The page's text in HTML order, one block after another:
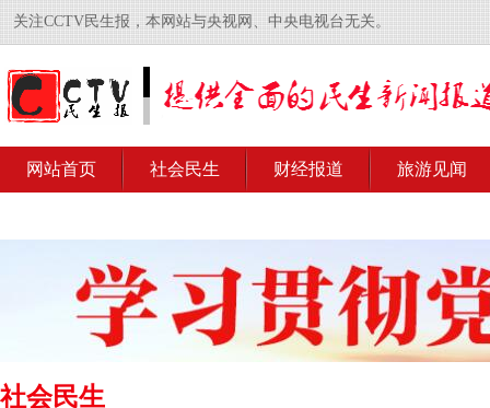
关注CCTV民生报，本网站与央视网、中央电视台无关。
网站首页 社会民生 财经报道 旅游见闻
社会民生